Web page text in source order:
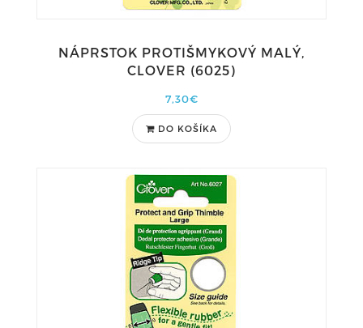
NÁPRSTOK PROTIŠMYKOVÝ MALÝ,
CLOVER (6025)
7,30€
DO KOŠÍKA